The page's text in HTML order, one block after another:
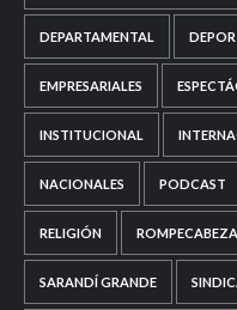
DEPARTAMENTAL
EMPRESARIALES
INSTITUCIONAL
NACIONALES PODCAST
RELIGIÓN
SARANDÍ GRANDE